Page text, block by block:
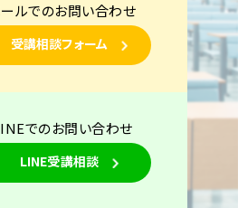
・複線図特訓コース 9月21日
配信同時開催）
座 学科コース（2日間）
ールでのお問い合わせ
受講相談フォーム
でのお問い合わせ
LINE受講相談